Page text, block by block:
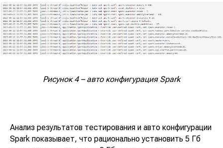
Рисунок 4 – авто конфигурация Spark
Анализ результатов тестирования и авто конфигурации
Spark показывает, что рационально установить 5 Гб
Кейсы
Блог:
Экспертные статьи
Мероприятия
Главная
Наши решения:
Планировщик
пространства
SpacePlanner
Ласмарт.Обмен
Ласмарт. Аналитика
для дистрибьютеров
Ласмарт.
Горячая линия